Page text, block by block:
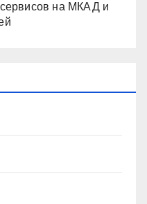
на МКАД и